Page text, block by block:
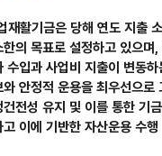
재활기금은 당해 연도 지출
의 목표로 설정하고 있으며,
수입과 사업비 지출이 변동하
안정적 운용을 최우선으로
전성 유지 및 이를 통한 기
이에 기반한 자산운용 수행